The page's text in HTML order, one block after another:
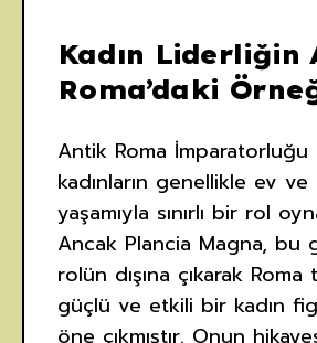
Kadın Liderliğin
Roma’daki
Antik Roma
kadınların genellikle ev ve
yaşamıyla sınırlı bir rol
Ancak Plancia Magna, bu
rolün dışına çıkarak
güçlü ve etkili bir kadın
öne çıkmıştır. Onun